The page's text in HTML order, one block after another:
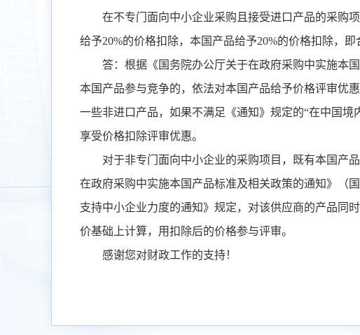
在不专门面向中小企业采购且接受进口产品的采购
给予20%的价格扣除，本国产品给予20%的价格扣除，即
答：根据《国务院办公厅关于在政府采购中实施本
本国产品参与竞争的，依法对本国产品给予价格评审优
一些非进口产品，如果不满足《通知》规定的“在中国境
享受价格扣除评审优惠。
对于非专门面向中小企业的采购项目，既有本国产
在政府采购中实施本国产品标准及相关政策的通知》（
支持中小企业力度的通知》规定，对该供应商的产品同
价基础上计算，用扣除后的价格参与评审。
感谢您对财政工作的支持！